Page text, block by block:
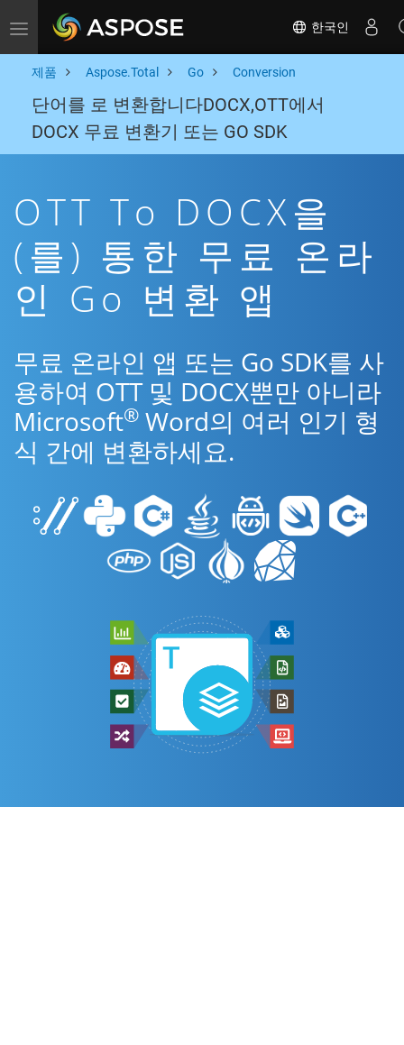
Toggle navigation 한국인
제품 Aspose.Total Go Conversion
단어를 로 변환합니다DOCX,OTT에서
DOCX 무료 변환기 또는 GO SDK
OTT To DOCX을
(를) 통한 무료 온라
인 Go 변환 앱
무료 온라인 앱 또는 Go SDK를 사
용하여 OTT 및 DOCX뿐만 아니라
Microsoft® Word의 여러 인기 형
식 간에 변환하세요.